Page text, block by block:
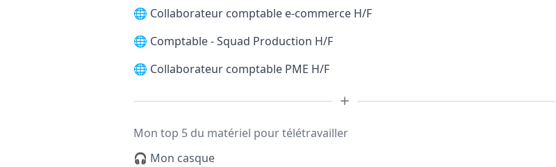
🌐 Collaborateur comptable e-commerce H/F
🌐 Comptable - Squad Production H/F
🌐 Collaborateur comptable PME H/F
Mon top 5 du matériel pour télétravailler
🎧 Mon casque